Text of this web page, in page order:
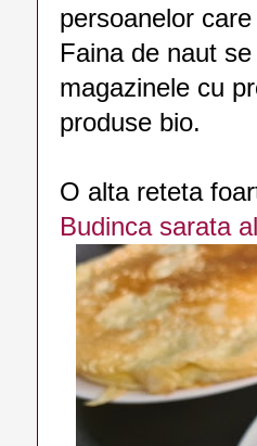
persoanelor
Faina de naut
magazinele cu
produse bio.
O alta reteta
Budinca sarata